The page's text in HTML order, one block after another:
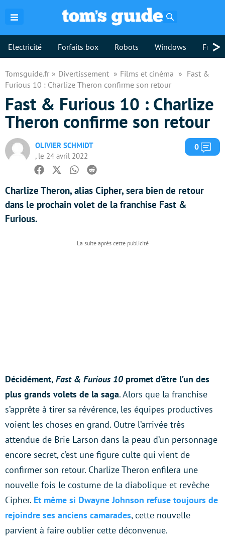
Electricité Forfaits box Robots Windows >
Tomsguide.fr Divertissement Films et cinéma
Fast &
Furious 10 : Charlize Theron confirme son retour
Fast & Furious 10 : Charlize
Theron confirme son retour
OLIVIER SCHMIDT
, le 24 avril 2022
0
Facebook
TwitterWhatsapp
Reddit
Charlize Theron, alias Cipher, sera bien de retour
dans le prochain volet de la franchise Fast &
Furious.
Décidément, Fast & Furious 10 promet d’être l’un des
plus grands volets de la saga. Alors que la franchise
s’apprête à tirer sa révérence, les équipes productives
voient les choses en grand. Outre l’arrivée très
attendue de Brie Larson dans la peau d’un personnage
encore secret, c’est une figure culte qui vient de
confirmer son retour. Charlize Theron enfilera une
nouvelle fois le costume de la diabolique et revêche
Cipher. Et même si Dwayne Johnson refuse toujours de
rejoindre ses anciens camarades, cette nouvelle
parvient à faire oublier cette déconvenue.